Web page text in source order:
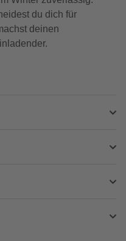
du dich für
deinen